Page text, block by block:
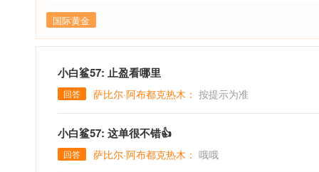
的人进一步了
国际黄金
小白鲨57: 止盈看哪里
回答 萨比尔·阿布都克热木： 按提示为准
小白鲨57: 这单很不错👍
回答 萨比尔·阿布都克热木： 哦哦